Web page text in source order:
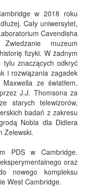
w 2018 roku
Cały uniwersytet,
Cavendisha
muzeum
fizyki. W żadnym
znaczących odkryć
i rozwiązania zagadek
ze światłem,
J.J. Thomsona za
starych telewizorów,
badań z zakresu
Nobla dla Didiera
Zelewski.
PDS w Cambridge.
oraz
nowego kompleksu
West Cambridge.